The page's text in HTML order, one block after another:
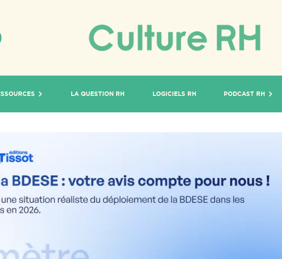
LA QUESTION RH LOGICIELS RH PODCAST RH